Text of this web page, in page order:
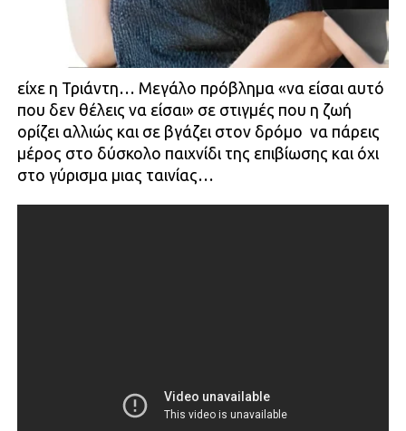
είχε η Τριάντη… Μεγάλο πρόβλημα «να είσαι αυτό
που δεν θέλεις να είσαι» σε στιγμές που η ζωή
ορίζει αλλιώς και σε βγάζει στον δρόμο ­ να πάρεις
μέρος στο δύσκολο παιχνίδι της επιβίωσης και όχι
στο γύρισμα μιας ταινίας…